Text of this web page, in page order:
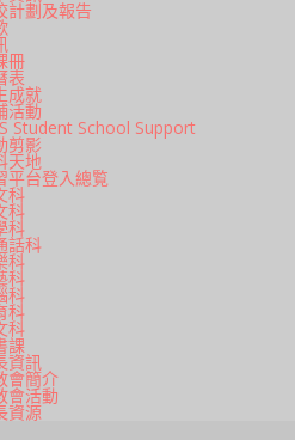
計劃及報告
冊
表
成就
活動
Student School Support
剪影
天地
平台登入總覧
科
科
科
話科
科
科
科
科
科
課
資訊
會簡介
會活動
資源